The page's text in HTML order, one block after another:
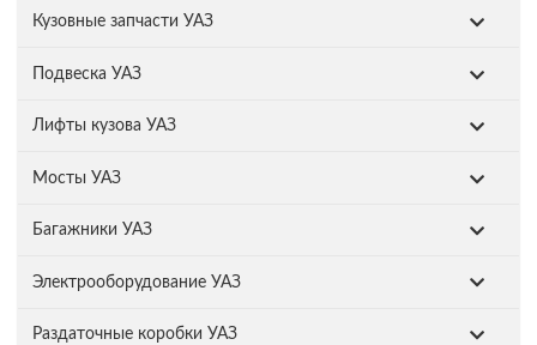
Кузовные запчасти УАЗ
Подвеска УАЗ
Лифты кузова УАЗ
Мосты УАЗ
Багажники УАЗ
Электрооборудование УАЗ
Раздаточные коробки УАЗ